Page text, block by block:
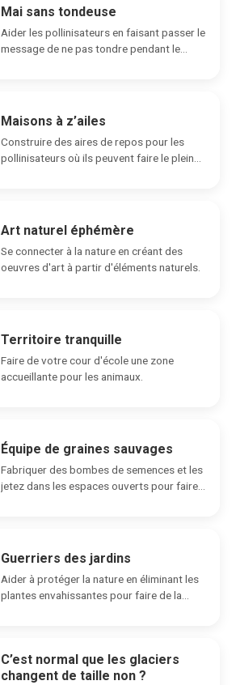
Mai sans tondeuse
Aider les pollinisateurs en faisant passer le
message de ne pas tondre pendant le
Maisons à z’ailes
Construire des aires de repos pour les
pollinisateurs où ils peuvent faire le plein
Art naturel éphémère
Se connecter à la nature en créant des
oeuvres d'art à partir d'éléments naturels.
Territoire tranquille
Faire de votre cour d'école une zone
accueillante pour les animaux.
Équipe de graines sauvages
Fabriquer des bombes de semences et les
jetez dans les espaces ouverts pour faire
Guerriers des jardins
Aider à protéger la nature en éliminant les
plantes envahissantes pour faire de la
C’est normal que les glaciers
changent de taille non ?